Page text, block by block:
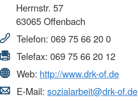
Herrnstr. 57
63065Offenbach
Telefon: 069 75 66 20 0
Telefax: 069 75 66 20 12
Web: http://www.drk-of.de
E-Mail: sozialarbeit@drk-of.de